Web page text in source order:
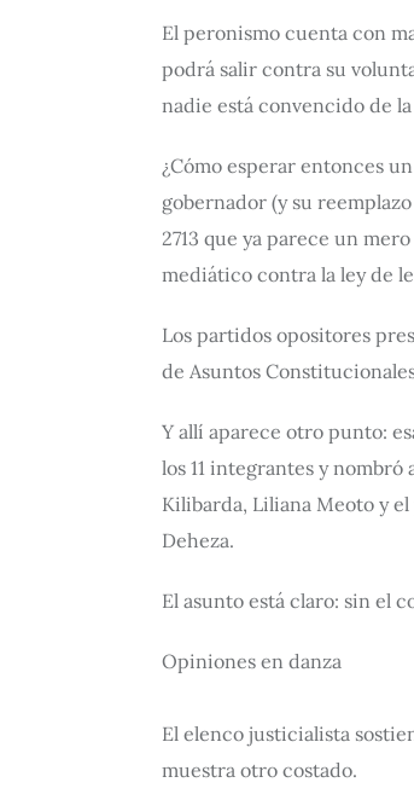
El peronismo cuenta con
podrá salir contra su
nadie está convencido de
¿Cómo esperar entonces
gobernador (y su
2713 que ya parece un
mediático contra la ley de
Los partidos opositores
de Asuntos
Y allí aparece otro punto:
los 11 integrantes y
Kilibarda, Liliana Meoto y
Deheza.
El asunto está claro: sin el
Opiniones en danza
El elenco justicialista
muestra otro costado.